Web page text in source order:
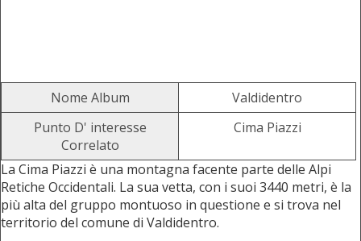
Nome Album
Valdidentro
Punto D' interesse
Correlato
Cima Piazzi
La Cima Piazzi è una montagna facente parte delle Alpi
Retiche Occidentali. La sua vetta, con i suoi 3440 metri, è la
più alta del gruppo montuoso in questione e si trova nel
territorio del comune di Valdidentro.